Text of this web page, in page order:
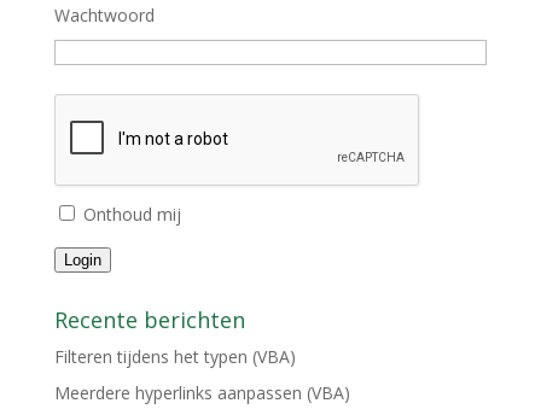
Wachtwoord
Onthoud mij
Login
Recente berichten
Filteren tijdens het typen (VBA)
Meerdere hyperlinks aanpassen (VBA)